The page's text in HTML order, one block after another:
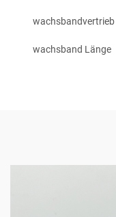
wachsbandvertrieb
wachsband Länge